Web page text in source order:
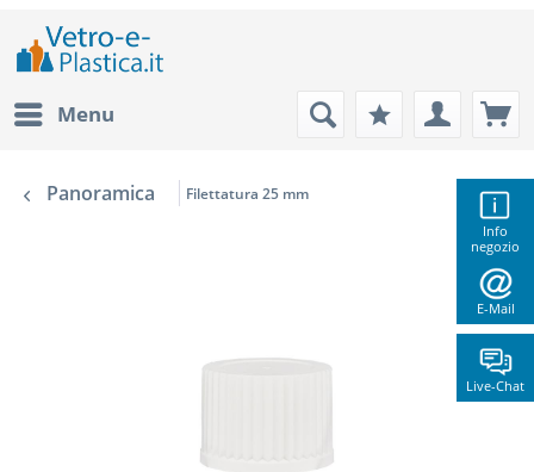
Info
negozio
E-Mail
Live-Chat
Menu
Panoramica Filettatura 25 mm